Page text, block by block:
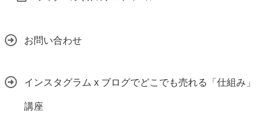
お問い合わせ
インスタグラム x ブログでどこでも売れる「仕組み」
講座